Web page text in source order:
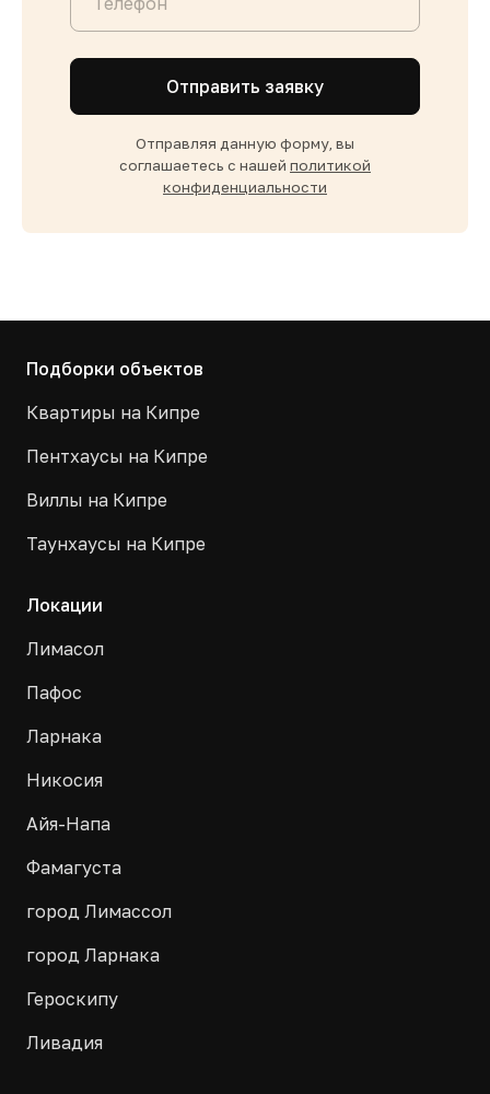
Отправить заявку
Отправляя данную форму, вы
соглашаетесь с нашей политикой
конфиденциальности
Подборки объектов
Квартиры на Кипре
Пентхаусы на Кипре
Виллы на Кипре
Таунхаусы на Кипре
Локации
Лимасол
Пафос
Ларнака
Никосия
Айя-Напа
Фамагуста
город Лимассол
город Ларнака
Героскипу
Ливадия